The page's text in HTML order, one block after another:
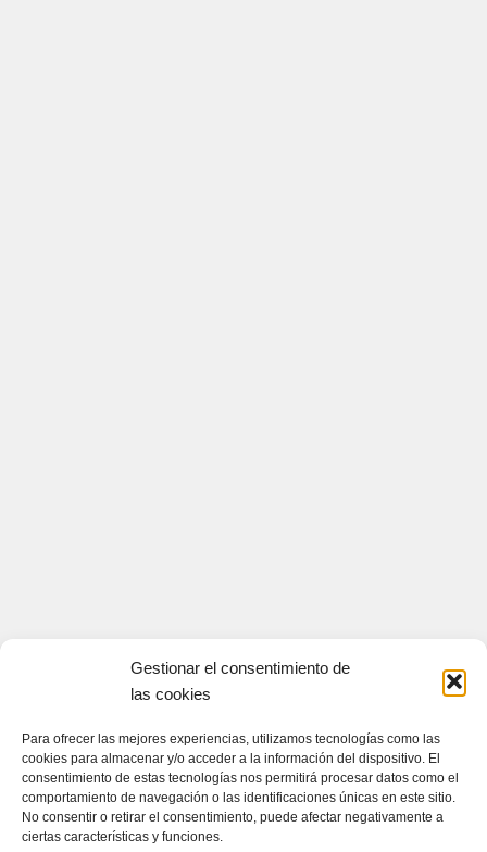
Gestionar el consentimiento de
las cookies
Para ofrecer las mejores experiencias, utilizamos tecnologías como las
cookies para almacenar y/o acceder a la información del dispositivo. El
consentimiento de estas tecnologías nos permitirá procesar datos como el
comportamiento de navegación o las identificaciones únicas en este sitio.
No consentir o retirar el consentimiento, puede afectar negativamente a
ciertas características y funciones.
CONTACTA CON NOSOTROS